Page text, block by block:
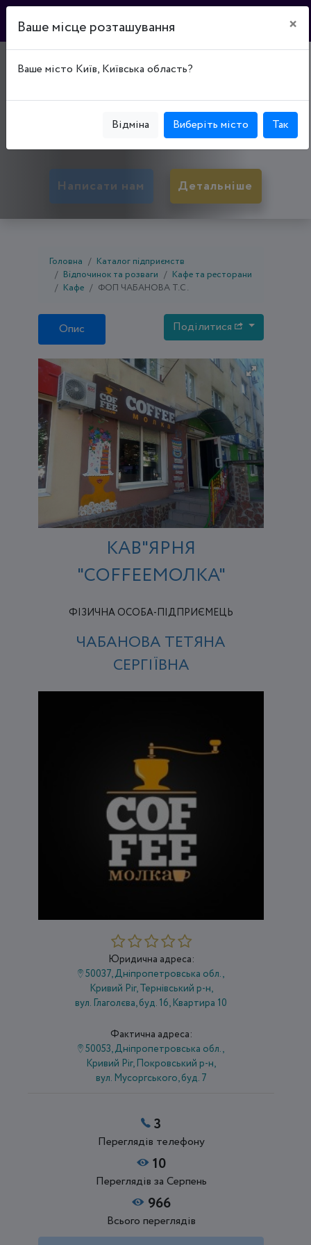
КАВ"ЯРНЯ
"СOFFEEМОЛКА"
50053, Дніпропетровська обл., Кривий Ріг,
Покровський р-н, вул. Мусоргського, буд. 7
Написати нам Детальніше
Головна
Каталог підприємств
Відпочинок та розваги
Кафе та ресторани
Кафе
ФОП ЧАБАНОВА Т.С.
Опис Поділитися
КАВ"ЯРНЯ
"СOFFEEМОЛКА"
ФІЗИЧНА ОСОБА-ПІДПРИЄМЕЦЬ
ЧАБАНОВА ТЕТЯНА
СЕРГІЇВНА
Юридична адреса:
50037, Дніпропетровська обл.,
Кривий Ріг, Тернівський р-н,
вул. Глаголєва, буд. 16, Квартира 10
Фактична адреса:
50053, Дніпропетровська обл.,
Кривий Ріг, Покровський р-н,
вул. Мусоргського, буд. 7
3
Переглядів телефону
10
Переглядів за Серпень
966
Всього переглядів
Ваше місце розташування ×
Ваше місто Київ, Київська область?
Відміна Виберіть місто Так